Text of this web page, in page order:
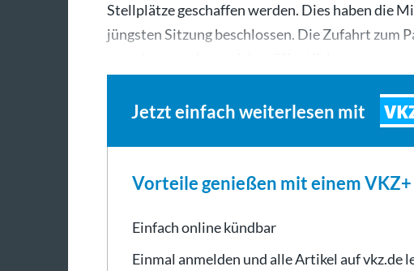
Stellplätze geschaffen werden. Dies haben die
jüngsten Sitzung beschlossen. Die Zufahrt zum
Jetzt einfach weiterlesen mit
Vorteile genießen mit einem
Einfach online kündbar
Einmal anmelden und alle Artikel auf vkz.de